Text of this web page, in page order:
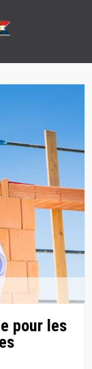
pour les